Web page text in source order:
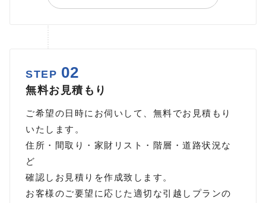
STEP 02
無料お見積もり
ご希望の日時にお伺いして、無料でお見積もり
いたします。
住所・間取り・家財リスト・階層・道路状況な
ど
確認しお見積りを作成致します。
お客様のご要望に応じた適切な引越しプランの